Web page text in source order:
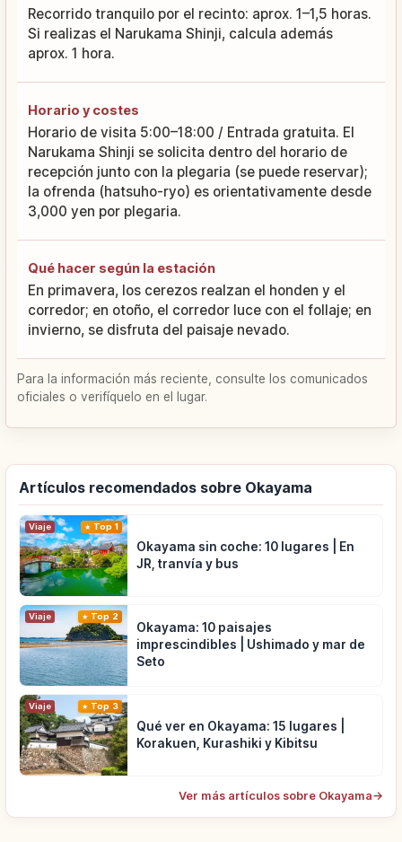
Recorrido tranquilo por el recinto: aprox. 1–1,5 horas.
Si realizas el Narukama Shinji, calcula además
aprox. 1 hora.
Horario y costes
Horario de visita 5:00–18:00 / Entrada gratuita. El
Narukama Shinji se solicita dentro del horario de
recepción junto con la plegaria (se puede reservar);
la ofrenda (hatsuho-ryo) es orientativamente desde
3,000 yen por plegaria.
Qué hacer según la estación
En primavera, los cerezos realzan el honden y el
corredor; en otoño, el corredor luce con el follaje; en
invierno, se disfruta del paisaje nevado.
Para la información más reciente, consulte los comunicados
oficiales o verifíquelo en el lugar.
Artículos recomendados sobre Okayama
Viaje Top 1
Okayama sin coche: 10 lugares | En
JR, tranvía y bus
Viaje Top 2
Okayama: 10 paisajes
imprescindibles | Ushimado y mar de
Seto
Viaje Top 3
Qué ver en Okayama: 15 lugares |
Korakuen, Kurashiki y Kibitsu
Ver más artículos sobre Okayama→